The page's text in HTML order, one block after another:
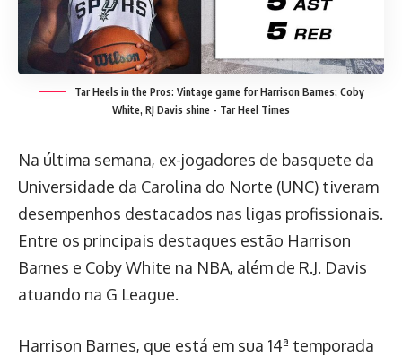
Tar Heels in the Pros: Vintage game for Harrison Barnes; Coby
White, RJ Davis shine - Tar Heel Times
Na última semana, ex-jogadores de basquete da
Universidade da Carolina do Norte (UNC) tiveram
desempenhos destacados nas ligas profissionais.
Entre os principais destaques estão Harrison
Barnes e Coby White na NBA, além de R.J. Davis
atuando na G League.
Harrison Barnes, que está em sua 14ª temporada